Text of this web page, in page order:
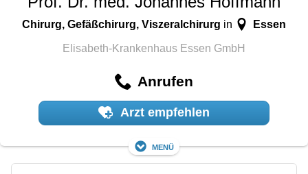
Chirurg, Gefäßchirurg, Viszeralchirurg in Essen
Elisabeth-Krankenhaus Essen GmbH
Anrufen
Arzt empfehlen
Menü